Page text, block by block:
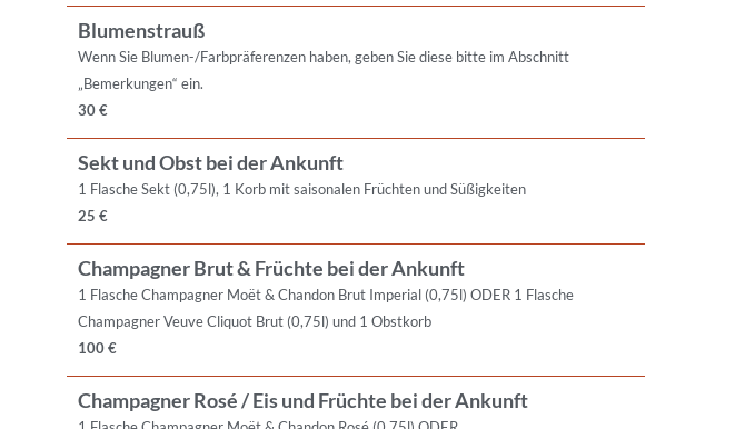
Blumenstrauß
Wenn Sie Blumen-/Farbpräferenzen haben, geben Sie diese bitte im Abschnitt
„Bemerkungen“ ein.
30 €
Sekt und Obst bei der Ankunft
1 Flasche Sekt (0,75l), 1 Korb mit saisonalen Früchten und Süßigkeiten
25 €
Champagner Brut & Früchte bei der Ankunft
1 Flasche Champagner Moët & Chandon Brut Imperial (0,75l) ODER 1 Flasche
Champagner Veuve Cliquot Brut (0,75l) und 1 Obstkorb
100 €
Champagner Rosé / Eis und Früchte bei der Ankunft